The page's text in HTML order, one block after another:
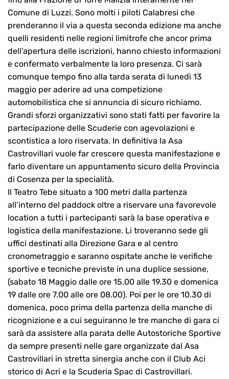
Comune di Luzzi. Sono molti i piloti Calabresi che
prenderanno il via a questa seconda edizione ma anche
quelli residenti nelle regioni limitrofe che ancor prima
dell’apertura delle iscrizioni, hanno chiesto informazioni
e confermato verbalmente la loro presenza. Ci sarà
comunque tempo fino alla tarda serata di lunedì 13
maggio per aderire ad una competizione
automobilistica che si annuncia di sicuro richiamo.
Grandi sforzi organizzativi sono stati fatti per favorire la
partecipazione delle Scuderie con agevolazioni e
scontistica a loro riservata. In definitiva la Asa
Castrovillari vuole far crescere questa manifestazione e
farlo diventare un appuntamento sicuro della Provincia
di Cosenza per la specialità.
Il Teatro Tebe situato a 100 metri dalla partenza
all’interno del paddock oltre a riservare una favorevole
location a tutti i partecipanti sarà la base operativa e
logistica della manifestazione. Li troveranno sede gli
uffici destinati alla Direzione Gara e al centro
cronometraggio e saranno ospitate anche le verifiche
sportive e tecniche previste in una duplice sessione,
(sabato 18 Maggio dalle ore 15.00 alle 19.30 e domenica
19 dalle ore 7.00 alle ore 08.00). Poi per le ore 10.30 di
domenica, poco prima della partenza della manche di
ricognizione e a cui seguiranno le tre manche di gara ci
sarà da assistere alla parata delle Autostoriche Sportive
da sempre presenti nelle gare organizzate dal Asa
Castrovillari in stretta sinergia anche con il Club Aci
storico di Acri e la Scuderia Spac di Castrovillari.